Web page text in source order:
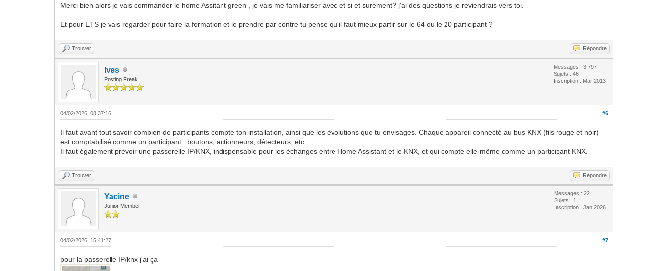
Merci bien alors je vais commander le home Assitant green , je vais me familiariser avec et si et surement? j'ai des questions je reviendrais vers toi.
Et pour ETS je vais regarder pour faire la formation et le prendre par contre tu pense qu'il faut mieux partir sur le 64 ou le 20 participant ?
Trouver Répondre
Ives
Posting Freak
Messages : 3,797
Sujets : 46
Inscription : Mar 2013
#6
04/02/2026, 08:37:16
Il faut avant tout savoir combien de participants compte ton installation, ainsi que les évolutions que tu envisages. Chaque appareil connecté au bus KNX (fils rouge et noir)
est comptabilisé comme un participant : boutons, actionneurs, détecteurs, etc.
Il faut également prévoir une passerelle IP/KNX, indispensable pour les échanges entre Home Assistant et le KNX, et qui compte elle-même comme un participant KNX.
Trouver Répondre
Yacine
Junior Member
Messages : 22
Sujets : 1
Inscription : Jan 2026
#7
04/02/2026, 15:41:27
pour la passerelle IP/knx j'ai ça